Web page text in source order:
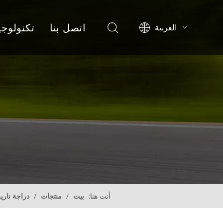
اتصل بنا
العربية
Pусский
أنت هنا: بيت / منتجات / دراجة